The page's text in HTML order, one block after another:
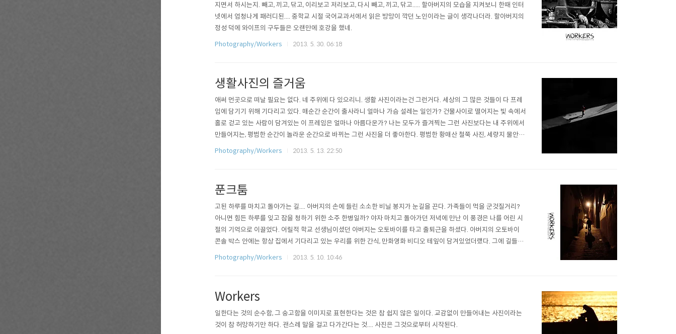
지면서 하시는지. 빼고, 끼고, 닦고, 이리보고 저리보고, 다시 빼고, 끼고, 닦고..... 할아버지의 모습을 지켜보니 한때 인터
넷에서 엄청나게 패러디된.... 중학교 시절 국어교과서에서 읽은 방망이 깍던 노인이라는 글이 생각나더라. 할아버지의
정성 덕에 와이프의 구두들은 오랜만에 호강을 했네.
Photography/Workers
2013. 5. 30. 06:18
생활사진의 즐거움
애써 먼곳으로 떠날 필요는 없다. 네 주위에 다 있으리니. 생활 사진이라는건 그런거다. 세상의 그 많은 것들이 다 프레
임에 담기기 위해 기다리고 있다. 매순간 순간이 출사라니 얼마나 가슴 설레는 일인가? 건물사이로 떨어지는 빛 속에서
홀로 걷고 있는 사람이 담겨있는 이 프레임은 얼마나 아름다운가? 나는 모두가 즐겨찍는 그런 사진보다는 내 주위에서
만들어지는, 평범한 순간이 놀라운 순간으로 바뀌는 그런 사진을 더 좋아한다. 평범한 황매산 철쭉 사진, 세량지 물안개
사진보다 일상에서 찍은 이 사진이 더 아름다워보이는건 나의 착각일 뿐일까? (절대 내가 황매산이나 세량지 등등에 갈
Photography/Workers 2013. 5. 13. 22:50
푼크툼
고된 하루를 마치고 돌아가는 길.... 아버지의 손에 들린 소소한 비닐 봉지가 눈길을 끈다. 가족들이 먹을 군것질거리?
아니면 힘든 하루를 잊고 잠을 청하기 위한 소주 한병일까? 야자 마치고 돌아가던 저녁에 만난 이 풍경은 나를 어린 시
절의 기억으로 이끌었다. 어릴적 학교 선생님이셨던 아버지는 오토바이를 타고 출퇴근을 하셨다. 아버지의 오토바이
콘솔 박스 안에는 항상 집에서 기다리고 있는 우리를 위한 간식, 만화영화 비디오 테잎이 담겨있었더랬다. 그에 길들여
진 우리는 항상 아버지가 들어오시면 아버지의 얼굴보다는 손을 먼저 바라보곤 했다. 그러던 중 아버지가 돌아가시고
Photography/Workers 2013. 5. 10. 10:46
Workers
일한다는 것의 순수함, 그 숭고함을 이미지로 표현한다는 것은 참 쉽지 않은 일이다. 교감없이 만들어내는 사진이라는
것이 참 허망하기만 하다. 괜스레 말을 걸고 다가간다는 것.... 사진은 그것으로부터 시작된다.